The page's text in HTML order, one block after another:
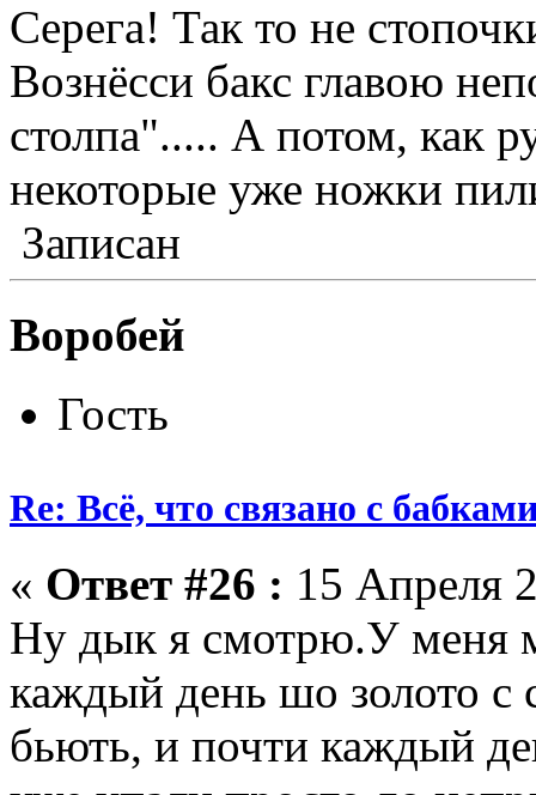
Серега! Так то не
Вознёсси бакс главою
столпа"..... А потом, как
некоторые уже ножки
Записан
Воробей
Гость
Re: Всё, что связано с
« Ответ #26 : 15 Апреля
Ну дык я смотрю.У меня
каждый день шо золото с
бьють, и почти каждый